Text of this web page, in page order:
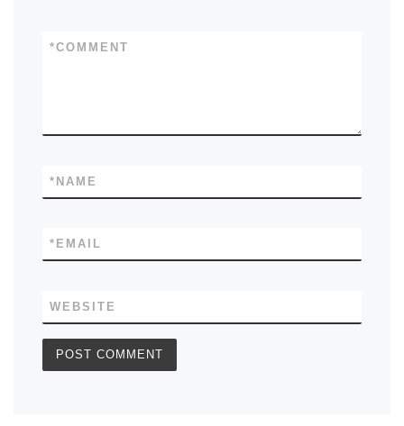
COMMENT
*
NAME
*
EMAIL
*
WEBSITE